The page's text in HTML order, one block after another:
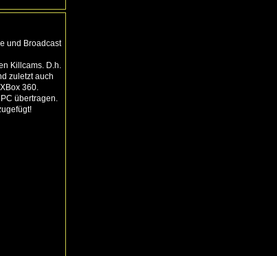
und Broadcast
Killcams. D.h.
zuletzt auch
360.
übertragen.